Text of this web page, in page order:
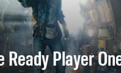
Ready Player